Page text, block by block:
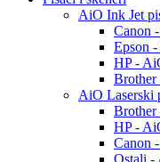
AiO Ink Jet
Canon
Epson
HP -
Brother
AiO Laserski
Brother
HP -
Canon
Ostali -